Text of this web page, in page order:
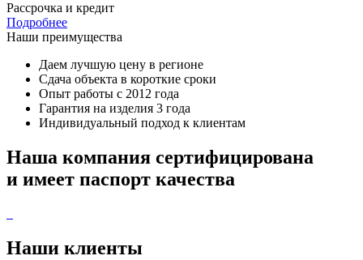
Рассрочка и кредит
Подробнее
Наши преимущества
Даем лучшую цену в регионе
Сдача объекта в короткие сроки
Опыт работы с 2012 года
Гарантия на изделия 3 года
Индивидуальный подход к клиентам
Наша компания сертифицирована
и имеет паспорт качества
Наши клиенты